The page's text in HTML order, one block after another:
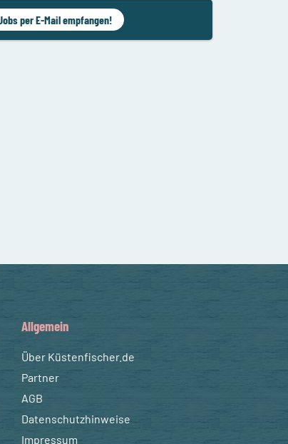
per E-Mail empfangen!
Allgemein
Über Küstenfischer.de
Partner
AGB
Datenschutzhinweise
Impressum